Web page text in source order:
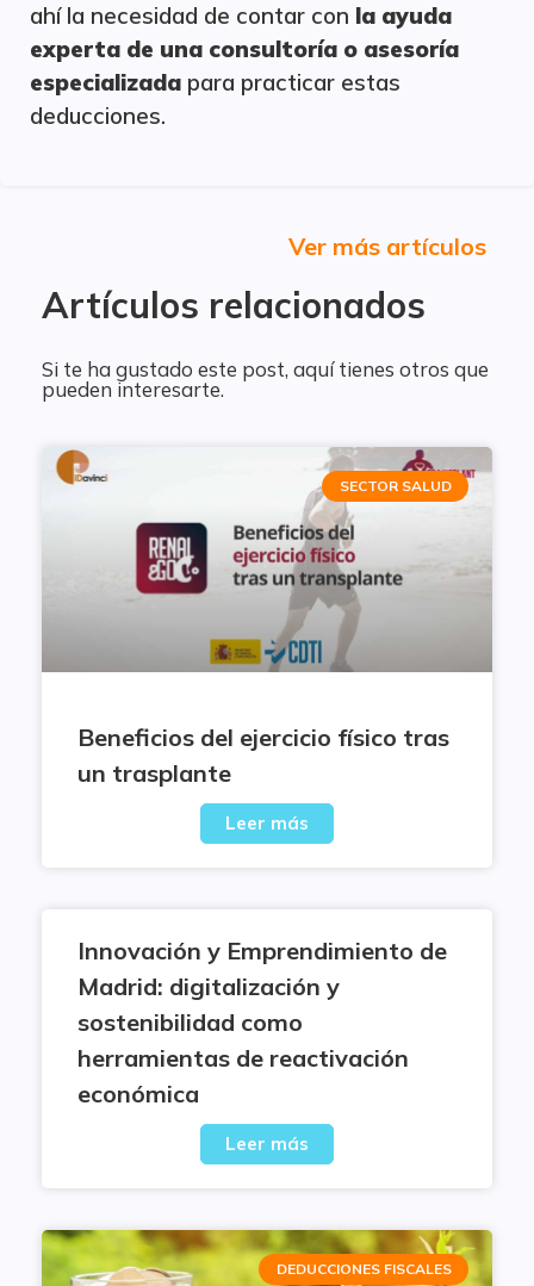
ahí la necesidad de contar con la ayuda
experta de una consultoría o asesoría
especializada para practicar estas
deducciones.
Artículos relacionados
Ver más artículos
Si te ha gustado este post, aquí tienes otros que
pueden interesarte.
SECTOR SALUD
Beneficios del ejercicio físico tras
un trasplante
Leer más
Innovación y Emprendimiento de
Madrid: digitalización y
sostenibilidad como
herramientas de reactivación
económica
Leer más
DEDUCCIONES FISCALES